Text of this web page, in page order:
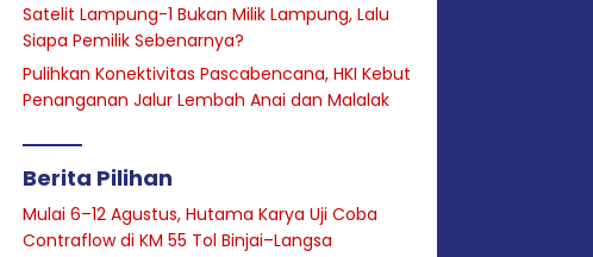
Satelit Lampung-1 Bukan Milik Lampung, Lalu
Siapa Pemilik Sebenarnya?
Pulihkan Konektivitas Pascabencana, HKI Kebut
Penanganan Jalur Lembah Anai dan Malalak
Berita Pilihan
Mulai 6–12 Agustus, Hutama Karya Uji Coba
Contraflow di KM 55 Tol Binjai–Langsa